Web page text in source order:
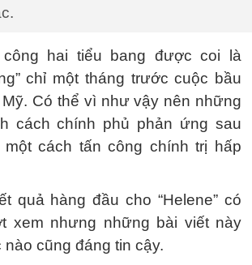
hai tiểu bang được coi là
chỉ một tháng trước cuộc bầu
Có thể vì như vậy nên những
cách chính phủ phản ứng sau
một cách tấn công chính trị hấp
quả hàng đầu cho “Helene” có
xem nhưng những bài viết này
nào cũng đáng tin cậy.